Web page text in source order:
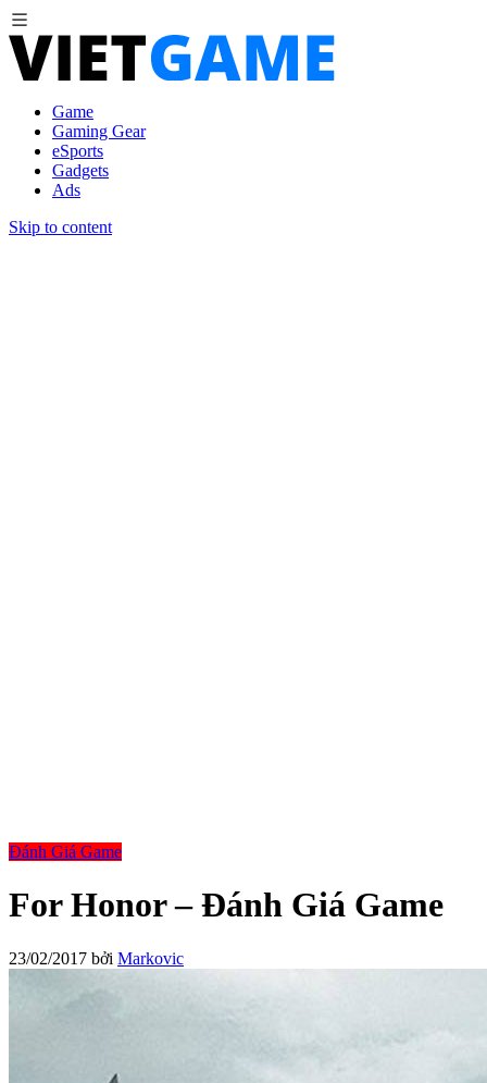
Game
Gaming Gear
eSports
Gadgets
Ads
Skip to content
Đánh Giá Game
For Honor – Đánh Giá Game
23/02/2017 bởi Markovic